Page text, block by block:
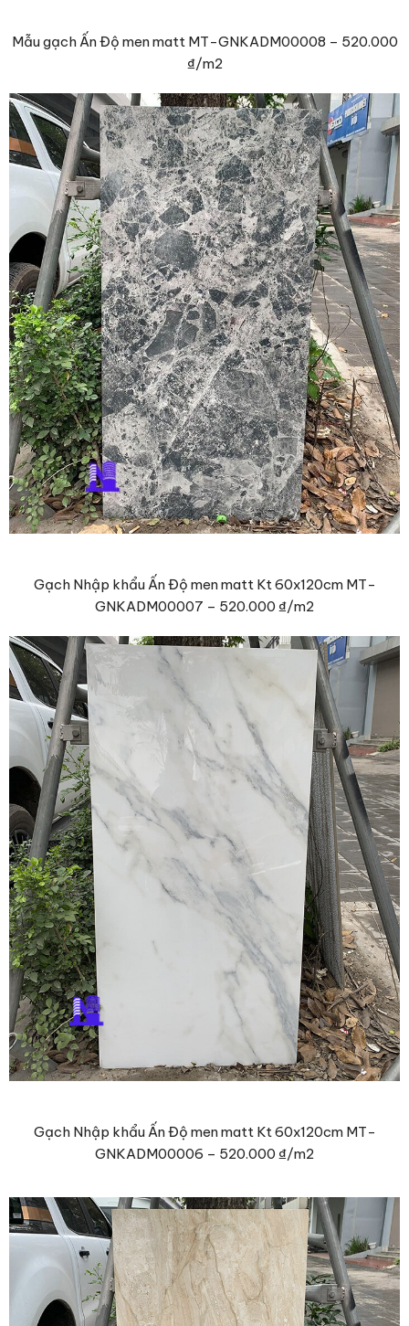
Mẫu gạch Ấn Độ men matt MT-GNKADM00008 – 520.000
₫/m2
Gạch Nhập khẩu Ấn Độ men matt Kt 60x120cm MT-
GNKADM00007 – 520.000 ₫/m2
Gạch Nhập khẩu Ấn Độ men matt Kt 60x120cm MT-
GNKADM00006 – 520.000 ₫/m2